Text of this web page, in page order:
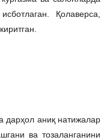
Қолаверса,
дарҳол аниқ натижалар
ва тозаланганини